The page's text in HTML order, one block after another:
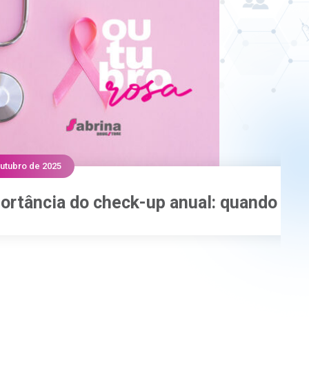
de 2025
do check-up anual: quando e
do check-up anual: quando e